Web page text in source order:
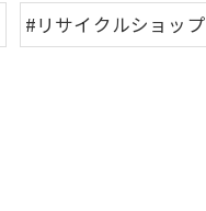
#リサイクルショップ